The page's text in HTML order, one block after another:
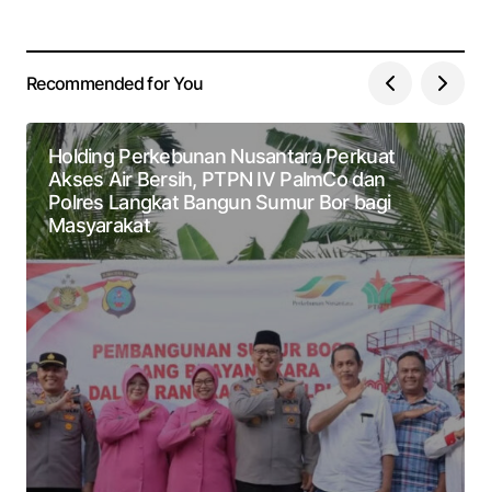
Recommended for You
Holding Perkebunan Nusantara Perkuat
Akses Air Bersih, PTPN IV PalmCo dan
Polres Langkat Bangun Sumur Bor bagi
Masyarakat